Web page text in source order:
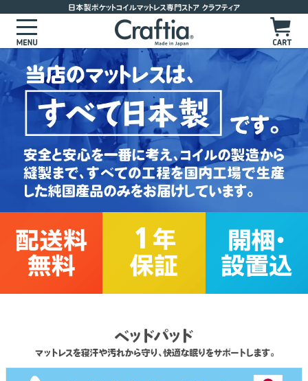
マットレスを選ぶ
サイズからマットレスを選ぶ
かたさからマットレスを選ぶ
かためのマットレス
ややかためのマットレス
標準的な硬さのマットレス
お客様の声
よくあるご質問
製品ラインナップ
ポケットコイルマットレス
セレクトオーダーマットレス
ピロートップ
ストア インフォメーション
納期について